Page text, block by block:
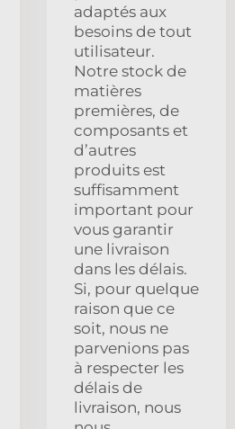
adaptés aux
besoins de tout
utilisateur.
Notre stock de
matières
premières, de
composants et
d’autres
produits est
suffisamment
important pour
vous garantir
une livraison
dans les délais.
Si, pour quelque
raison que ce
soit, nous ne
parvenions pas
à respecter les
délais de
livraison, nous